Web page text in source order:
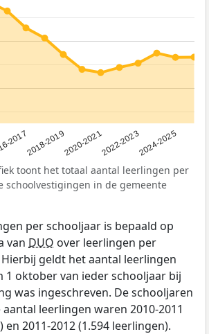
20172018-20192020-20212022-20232024-2025
toont het totaal aantal leerlingen per
schoolvestigingen in de gemeente
per schooljaar is bepaald op
van DUO over leerlingen per
geldt het aantal leerlingen
1 oktober van ieder schooljaar bij
was ingeschreven. De schooljaren
leerlingen waren 2010-2011
en 2011-2012 (1.594 leerlingen).